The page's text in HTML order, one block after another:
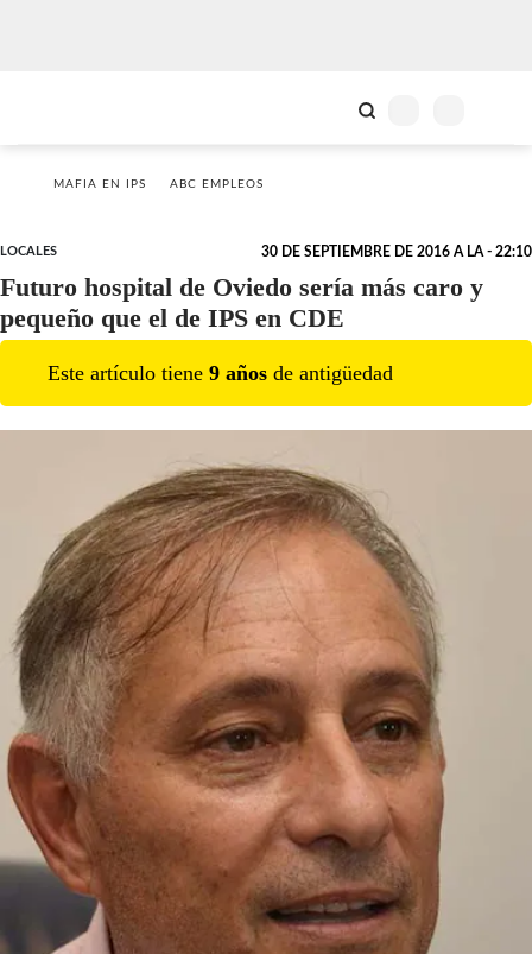
MAFIA EN IPS ABC EMPLEOS
LOCALES 30 DE SEPTIEMBRE DE 2016 A LA - 22:10
Futuro hospital de Oviedo sería más caro y
pequeño que el de IPS en CDE
Este artículo tiene 9 años de antigüedad